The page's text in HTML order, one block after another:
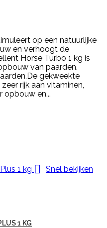
op een natuurlijke
en verhoogt de
Horse Turbo 1 kg is
van paarden.
gekweekte
rijk aan vitaminen,
opbouw en...

Snel bekijken
1 KG